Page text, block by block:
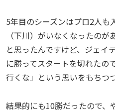
5年目のシーズンはプロ2人も
（下川）がいなくなったの
と思ったんですけど、ジェイ
に勝ってスタートを切れたの
行くな」という思いをもちつ
結果的にも10勝だったので、